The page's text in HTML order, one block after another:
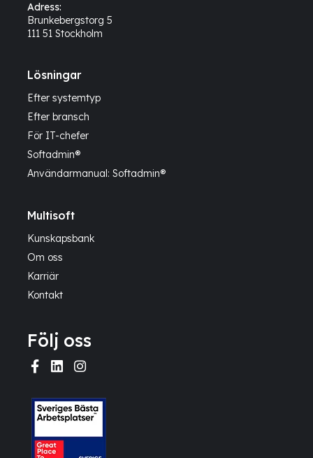
Adress:
Brunkebergstorg 5
111 51 Stockholm
Lösningar
Efter systemtyp
Efter bransch
För IT-chefer
Softadmin®
Användarmanual: Softadmin®
Multisoft
Kunskapsbank
Om oss
Karriär
Kontakt
Följ oss